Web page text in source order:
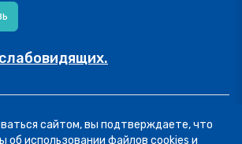
Пользовательское соглашение
сайтом, вы подтверждаете, что
об использовании файлов cookies и